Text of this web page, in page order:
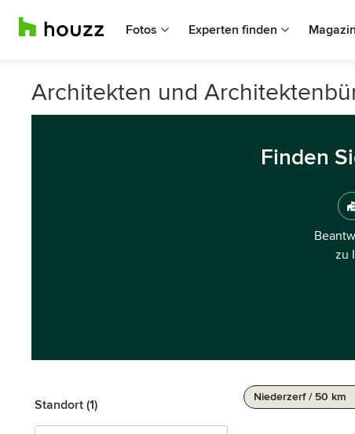
Fotos Experten finden Magazin
Architekten und
Finden
zu
Standort (1)
Niederzerf / 50 km